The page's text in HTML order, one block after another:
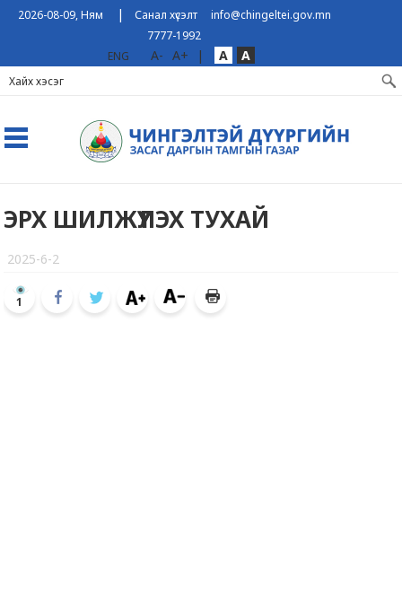
2026-08-09, Ням | Санал хүсэлт
info@chingeltei.gov.mn
7777-1992
ENG
A- A+ | A A
ЭРХ ШИЛЖҮҮЛЭХ ТУХАЙ
2025-6-2
1